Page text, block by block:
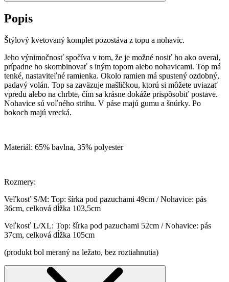
Popis
Štýlový kvetovaný komplet pozostáva z topu a nohavíc.
Jeho výnimočnosť spočíva v tom, že je možné nosiť ho ako overal,
prípadne ho skombinovať s iným topom alebo nohavicami. Top má
tenké, nastaviteľné ramienka. Okolo ramien má spustený ozdobný,
padavý volán. Top sa zaväzuje mašličkou, ktorú si môžete uviazať
vpredu alebo na chrbte, čím sa krásne dokáže prispôsobiť postave.
Nohavice sú voľného strihu. V páse majú gumu a šnúrky. Po
bokoch majú vrecká.
Materiál: 65% bavlna, 35% polyester
Rozmery:
Veľkosť S/M: Top: šírka pod pazuchami 49cm / Nohavice: pás
36cm, celková dĺžka 103,5cm
Veľkosť L/XL: Top: šírka pod pazuchami 52cm / Nohavice: pás
37cm, celková dĺžka 105cm
(produkt bol meraný na ležato, bez roztiahnutia)